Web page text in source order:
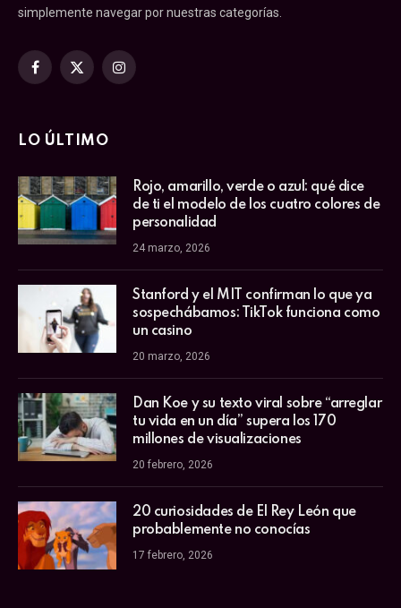
simplemente navegar por nuestras categorías.
Facebook
X
Instagram
LO ÚLTIMO
Rojo, amarillo, verde o azul: qué dice
de ti el modelo de los cuatro colores de
personalidad
24 marzo, 2026
Stanford y el MIT confirman lo que ya
sospechábamos: TikTok funciona como
un casino
20 marzo, 2026
Dan Koe y su texto viral sobre “arreglar
tu vida en un día” supera los 170
millones de visualizaciones
20 febrero, 2026
20 curiosidades de El Rey León que
probablemente no conocías
17 febrero, 2026